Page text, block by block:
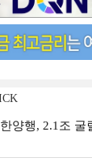
양행, 2.1조 굴